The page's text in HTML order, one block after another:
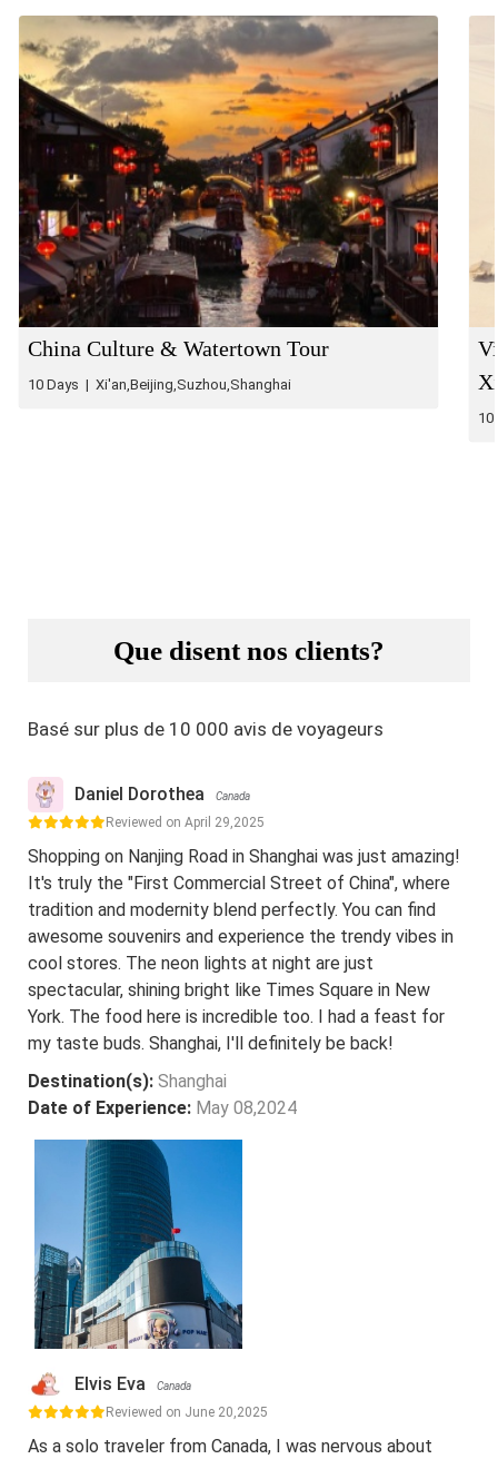
China Culture & Watertown Tour
10 Days | Xi'an,Beijing,Suzhou,Shanghai
10
Que disent nos clients?
Basé sur plus de 10 000 avis de voyageurs
Daniel Dorothea Canada
Reviewed on April 29,2025
Shopping on Nanjing Road in Shanghai was just amazing!
It's truly the "First Commercial Street of China", where
tradition and modernity blend perfectly. You can find
awesome souvenirs and experience the trendy vibes in
cool stores. The neon lights at night are just
spectacular, shining bright like Times Square in New
York. The food here is incredible too. I had a feast for
my taste buds. Shanghai, I'll definitely be back!
Destination(s): Shanghai
Date of Experience: May 08,2024
Elvis Eva Canada
Reviewed on June 20,2025
As a solo traveler from Canada, I was nervous about